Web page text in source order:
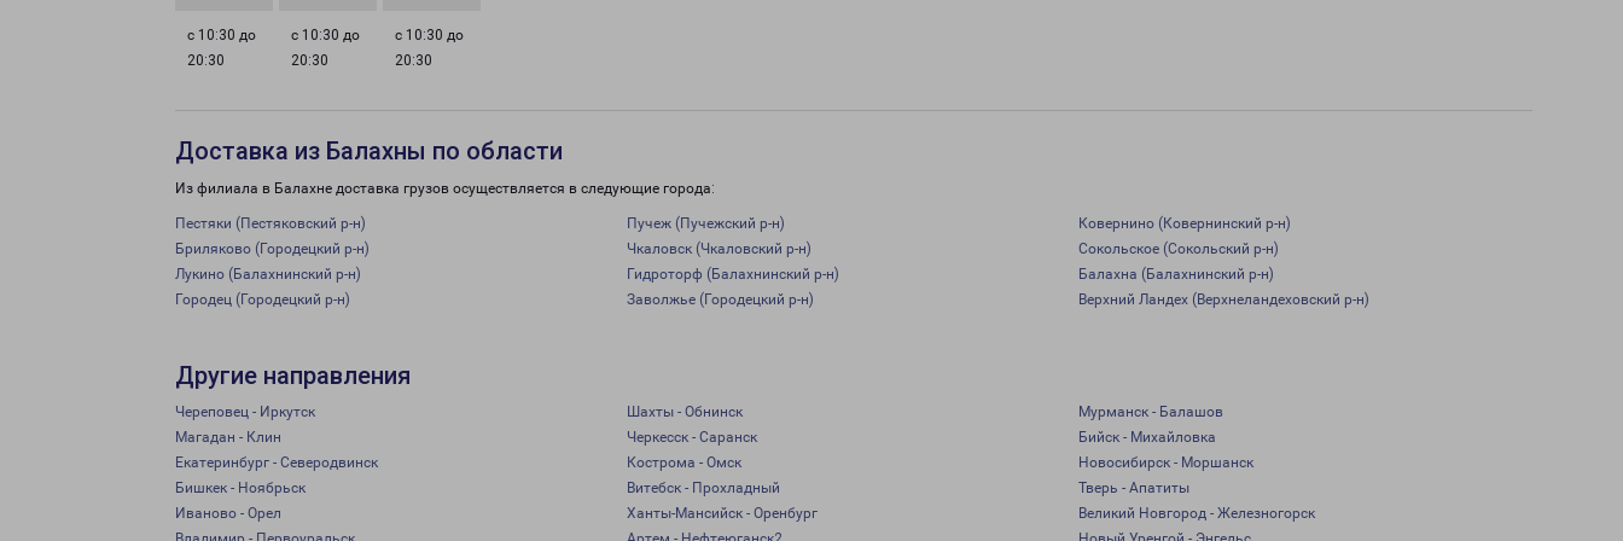
с 10:30 до
20:30
с 10:30 до
20:30
с 10:30 до
20:30
Доставка из Балахны по области
Из филиала в Балахне доставка грузов осуществляется в следующие города:
Пестяки (Пестяковский р-н) Пучеж (Пучежский р-н)
Ковернино (Ковернинский р-н)
Бриляково (Городецкий р-н)
Чкаловск (Чкаловский р-н)
Сокольское (Сокольский р-н)
Лукино (Балахнинский р-н)
Гидроторф (Балахнинский р-н)
Балахна (Балахнинский р-н)
Городец (Городецкий р-н)
Заволжье (Городецкий р-н) Верхний Ландех (Верхнеландеховский р-н)
Другие направления
Череповец - Иркутск Шахты - Обнинск
Мурманск - Балашов
Магадан - Клин
Черкесск - Саранск
Бийск - Михайловка
Екатеринбург - Северодвинск
Кострома - Омск
Новосибирск - Моршанск
Бишкек - Ноябрьск
Витебск - Прохладный
Тверь - Апатиты
Иваново - Орел
Ханты-Мансийск - Оренбург
Великий Новгород - Железногорск